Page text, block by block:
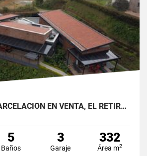
[BV] CASA EN PARCELACIÓN EN VENTA, EL RETIRO, ANTIOQUIA, COLOMBIA
5
Baños
3
Garaje
332
Área m2